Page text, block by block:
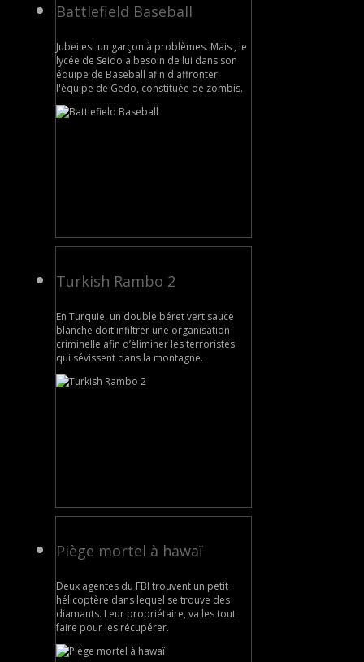
Battlefield Baseball
Jubei est un garçon à problèmes. Mais , le
lycée de Seido a besoin de lui dans son
équipe de Baseball afin d'affronter
l'équipe de Gedo, constituée de zombis.
Turkish Rambo 2
En Turquie, un double béret vert sauce
blanche doit infiltrer une organisation
criminelle afin d’éliminer les terroristes
qui sévissent dans la montagne.
Piège mortel à hawaï
Deux agentes du FBI trouvent un petit
hélicoptère dans lequel se trouve des
diamants. Leur propriétaire, va les tout
faire pour les récupérer.